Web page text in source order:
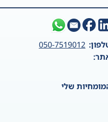
050-7519012
שלי